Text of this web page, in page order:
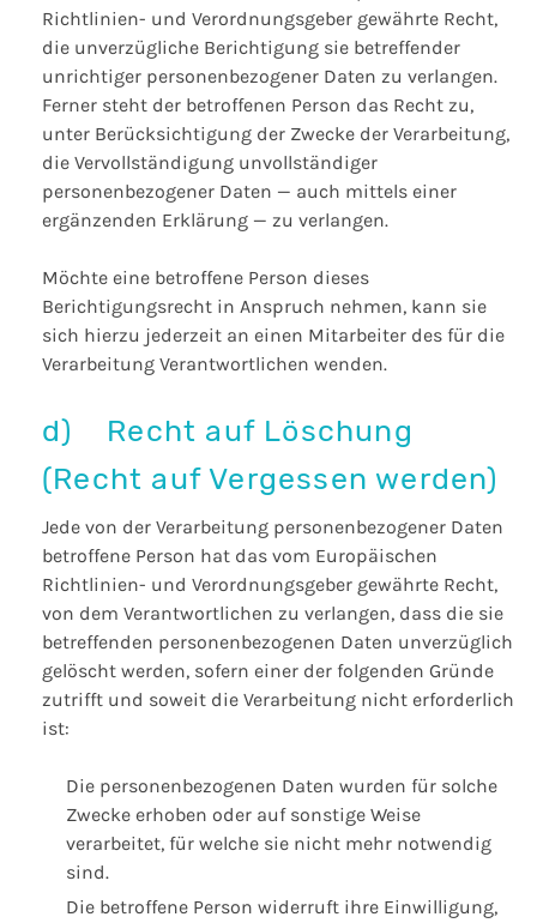
Richtlinien- und Verordnungsgeber gewährte Recht,
die unverzügliche Berichtigung sie betreffender
unrichtiger personenbezogener Daten zu verlangen.
Ferner steht der betroffenen Person das Recht zu,
unter Berücksichtigung der Zwecke der Verarbeitung,
die Vervollständigung unvollständiger
personenbezogener Daten — auch mittels einer
ergänzenden Erklärung — zu verlangen.
Möchte eine betroffene Person dieses
Berichtigungsrecht in Anspruch nehmen, kann sie
sich hierzu jederzeit an einen Mitarbeiter des für die
Verarbeitung Verantwortlichen wenden.
d) Recht auf Löschung
(Recht auf Vergessen werden)
Jede von der Verarbeitung personenbezogener Daten
betroffene Person hat das vom Europäischen
Richtlinien- und Verordnungsgeber gewährte Recht,
von dem Verantwortlichen zu verlangen, dass die sie
betreffenden personenbezogenen Daten unverzüglich
gelöscht werden, sofern einer der folgenden Gründe
zutrifft und soweit die Verarbeitung nicht erforderlich
ist:
Die personenbezogenen Daten wurden für solche
Zwecke erhoben oder auf sonstige Weise
verarbeitet, für welche sie nicht mehr notwendig
sind.
Die betroffene Person widerruft ihre Einwilligung,